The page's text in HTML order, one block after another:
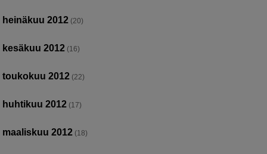
heinäkuu 2012 (20)
kesäkuu 2012 (16)
toukokuu 2012 (22)
huhtikuu 2012 (17)
maaliskuu 2012 (18)